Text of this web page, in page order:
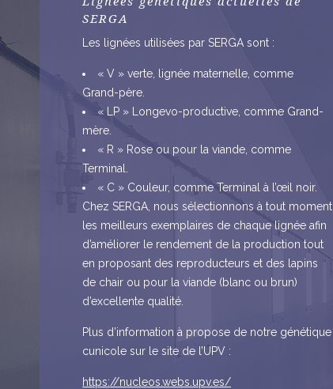
SERGA
Les lignées utilisées par SERGA sont :
« V » verte, lignée maternelle, comme
Grand-père.
« LP » Longevo-productive, comme Grand-
mère.
« R » Rose ou pour la viande, comme
Terminal.
« C » Couleur, comme Terminal à l’œil noir.
Chez SERGA, nous sélectionnons à tout moment
les meilleurs exemplaires de chaque lignée afin
d’améliorer le rendement de la production tout
en proposant des reproducteurs et des lapins
de chair ou pour la viande (blanc ou brun)
d’excellente qualité.
Plus d’information à propose de notre génétique
cunicole sur le site de l’UPV :
https://nucleos.webs.upv.es/